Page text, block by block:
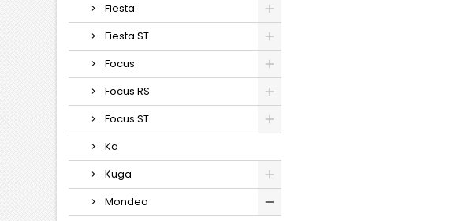
Fiesta
Fiesta ST
Focus
Focus RS
Focus ST
Ka
Kuga
Mondeo